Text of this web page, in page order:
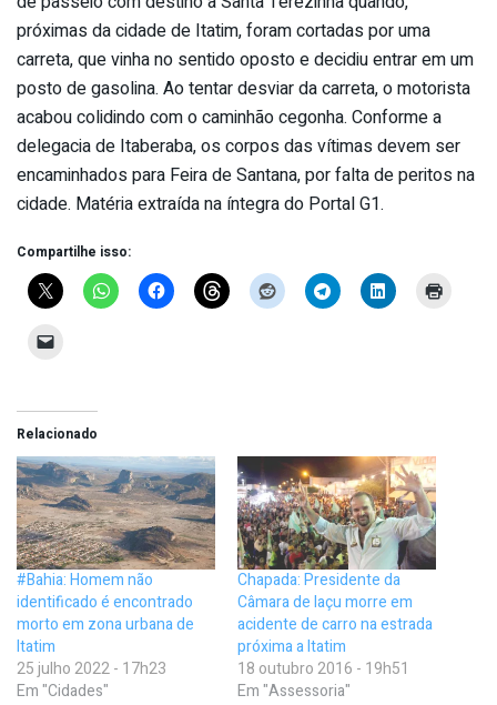
próximas da cidade de Itatim, foram cortadas por uma
carreta, que vinha no sentido oposto e decidiu entrar em um
posto de gasolina. Ao tentar desviar da carreta, o motorista
acabou colidindo com o caminhão cegonha. Conforme a
delegacia de Itaberaba, os corpos das vítimas devem ser
encaminhados para Feira de Santana, por falta de peritos na
cidade. Matéria extraída na íntegra do Portal G1.
Compartilhe isso:
Relacionado
#Bahia: Homem não
identificado é encontrado
morto em zona urbana de
Itatim
25 julho 2022 - 17h23
Em "Cidades"
Chapada: Presidente da
Câmara de Iaçu morre em
acidente de carro na estrada
próxima a Itatim
18 outubro 2016 - 19h51
Em "Assessoria"